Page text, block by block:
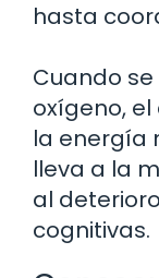
hasta
Cuando
oxígeno,
la energía
lleva a la
al
cognitivas.